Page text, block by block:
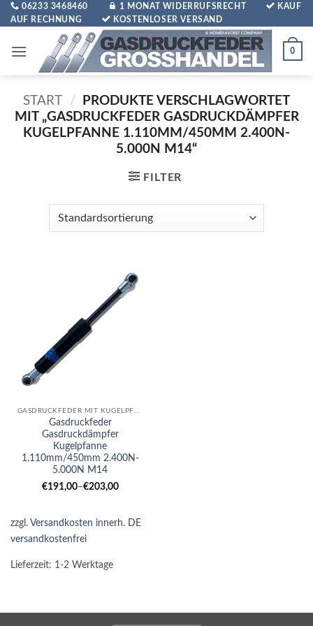
Zum
Inhalt
06233 3468460 1 MONAT WIDERRUFSRECHT
KAUF
AUF RECHNUNG
KOSTENLOSER VERSAND
0
START /
PRODUKTE VERSCHLAGWORTET
MIT „GASDRUCKFEDER GASDRUCKDÄMPFER
KUGELPFANNE 1.110MM/450MM 2.400N-
5.000N M14“
FILTER
GASDRUCKFEDER MIT KUGELPFANNE
Gasdruckfeder
Gasdruckdämpfer
Kugelpfanne
1.110mm/450mm 2.400N-
5.000N M14
€191,00–€203,00
zzgl. Versandkosten innerh. DE
versandkostenfrei
Lieferzeit: 1-2 Werktage